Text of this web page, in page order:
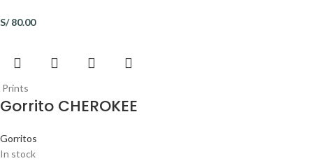
S/80.00
Prints
Gorrito CHEROKEE
Gorritos
In stock